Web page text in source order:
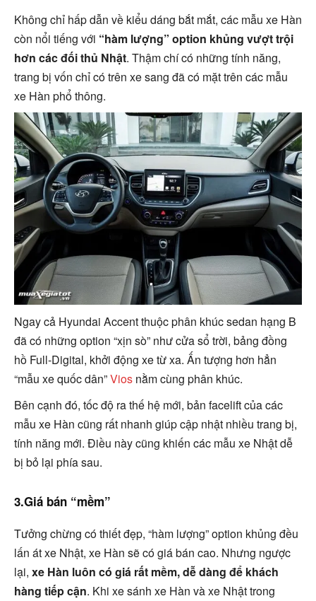
Không chỉ hấp dẫn về kiểu dáng bắt mắt, các mẫu xe Hàn
còn nổi tiếng với “hàm lượng” option khủng vượt trội
hơn các đối thủ Nhật. Thậm chí có những tính năng,
trang bị vốn chỉ có trên xe sang đã có mặt trên các mẫu
xe Hàn phổ thông.
Ngay cả Hyundai Accent thuộc phân khúc sedan hạng B
đã có những option “xịn sò” như cửa sổ trời, bảng đồng
hồ Full-Digital, khởi động xe từ xa. Ấn tượng hơn hẳn
“mẫu xe quốc dân”Vios nằm cùng phân khúc.
Bên cạnh đó, tốc độ ra thế hệ mới, bản facelift của các
mẫu xe Hàn cũng rất nhanh giúp cập nhật nhiều trang bị,
tính năng mới. Điều này cũng khiến các mẫu xe Nhật dễ
bị bỏ lại phía sau.
3.Giá bán “mềm”
Tưởng chừng có thiết đẹp, “hàm lượng” option khủng đều
lấn át xe Nhật, xe Hàn sẽ có giá bán cao. Nhưng ngược
lại, xe Hàn luôn có giá rất mềm, dễ dàng để khách
hàng tiếp cận. Khi xe sánh xe Hàn và xe Nhật trong